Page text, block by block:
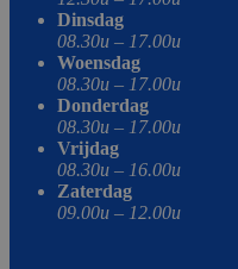
Dinsdag
08.30u – 17.00u
Woensdag
08.30u – 17.00u
Donderdag
08.30u – 17.00u
Vrijdag
08.30u – 16.00u
Zaterdag
09.00u – 12.00u